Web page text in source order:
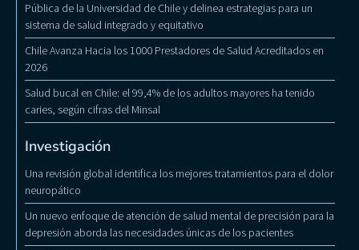
Pública de la Universidad de Chile y delinea estrategias para un
sistema de salud integrado y equitativo
Chile Avanza Hacia los 1000 Prestadores de Salud Acreditados en
2026
Salud bucal en Chile: el 99,4% de los adultos mayores ha tenido
caries, según cifras del Minsal
Investigación
Una revisión global identifica los mejores tratamientos para el dolor
neuropático
Un nuevo enfoque de atención de salud mental de precisión para la
depresión aborda las necesidades únicas de los pacientes